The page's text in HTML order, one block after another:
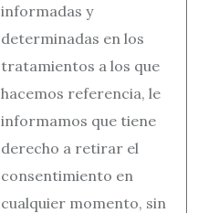
informadas y
determinadas en los
tratamientos a los que
hacemos referencia, le
informamos que tiene
derecho a retirar el
consentimiento en
cualquier momento, sin